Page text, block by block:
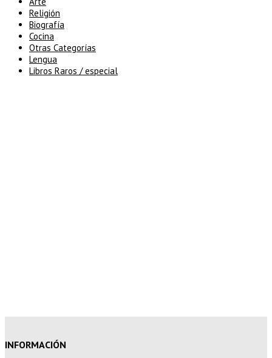
Religión
Biografía
Cocina
Otras Categorías
Lengua
Libros Raros / especial
INFORMACIÓN